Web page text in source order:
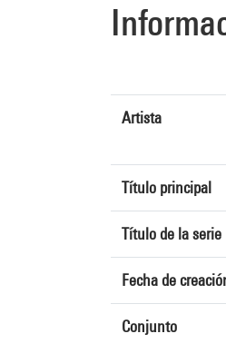
Artista
Título principal
Título de la serie
Fecha de
Conjunto